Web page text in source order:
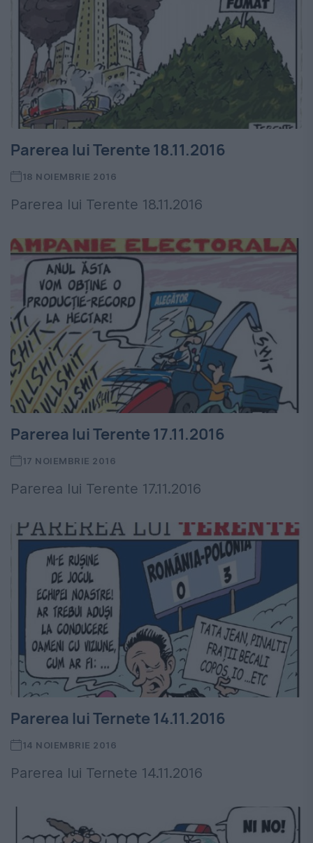
Parerea lui Terente 18.11.2016
18 NOIEMBRIE 2016
Parerea lui Terente 18.11.2016
Parerea lui Terente 17.11.2016
17 NOIEMBRIE 2016
Parerea lui Terente 17.11.2016
Parerea lui Ternete 14.11.2016
14 NOIEMBRIE 2016
Parerea lui Ternete 14.11.2016